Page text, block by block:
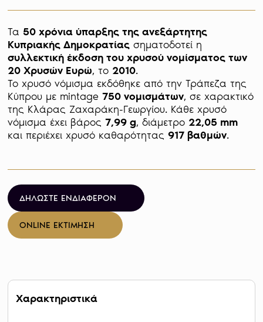
Τα 50 χρόνια ύπαρξης της ανεξάρτητης
Κυπριακής Δημοκρατίας
συλλεκτική έκδοση του χρυσού νομίσματος των
20 Χρυσών Ευρώ, το 2010.
Το χρυσό νόμισμα εκδόθηκε από την Τράπεζα της
Κύπρου με mintage 750 νομισμάτων, σε χαρακτικό
της Κλάρας Ζαχαράκη-Γεωργίου. Κάθε χρυσό
νόμισμα έχει βάρος 7,99 g, διάμετρο 22,05 mm
και περιέχει χρυσό καθαρότητας 917 βαθμών.
ΔΗΛΩΣΤΕ ΕΝΔΙΑΦΕΡΟΝ
ONLINE ΕΚΤΙΜΗΣΗ
Χαρακτηριστικά